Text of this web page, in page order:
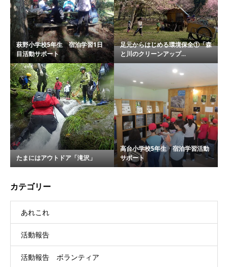
萩野小学校5年生 宿泊学習1日
目活動サポート
足元からはじめる環境保全①「森
と川のクリーンアップ...
たまにはアウトドア「滝沢」
高台小学校5年生 宿泊学習活動
サポート
カテゴリー
あれこれ
活動報告
活動報告 ボランティア